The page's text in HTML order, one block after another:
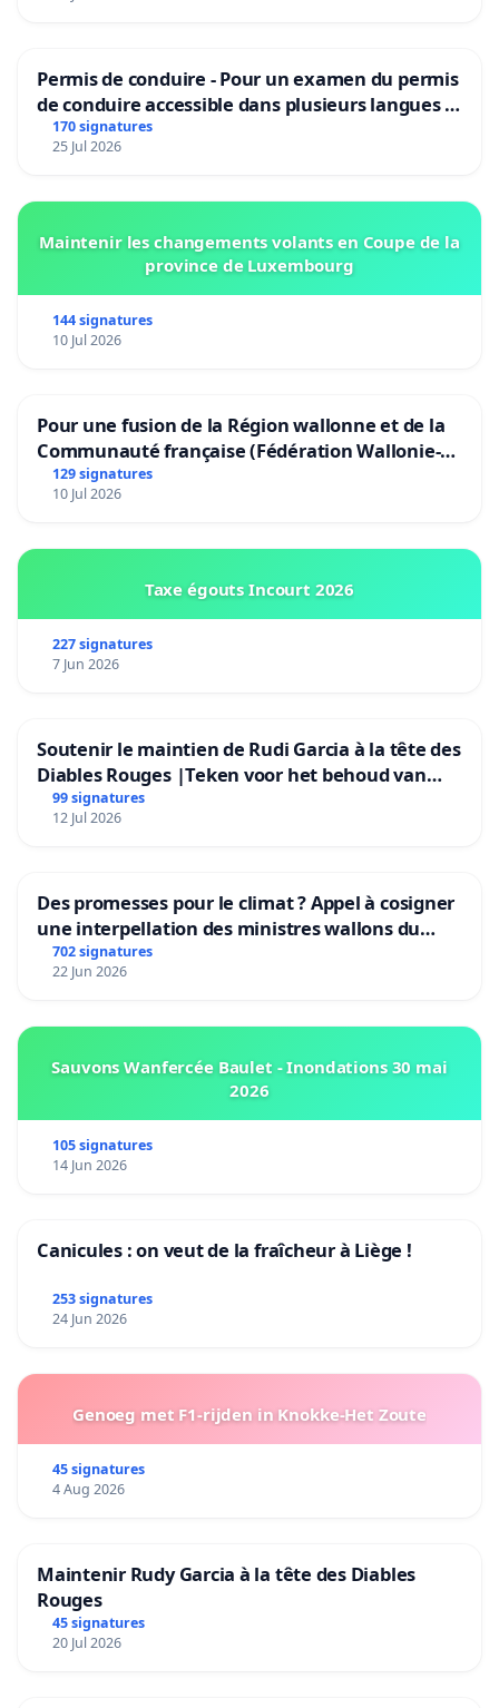
Permis de conduire - Pour un examen du permis
de conduire accessible dans plusieurs langues à
Bruxelles
170 signatures
25 Jul 2026
Maintenir les changements volants en Coupe de la
province de Luxembourg
144 signatures
10 Jul 2026
Pour une fusion de la Région wallonne et de la
Communauté française (Fédération Wallonie-
Bruxelles)
129 signatures
10 Jul 2026
Taxe égouts Incourt 2026
227 signatures
7 Jun 2026
Soutenir le maintien de Rudi Garcia à la tête des
Diables Rouges |Teken voor het behoud van
Rudi Garcia als bondscoach
99 signatures
12 Jul 2026
Des promesses pour le climat ? Appel à cosigner
une interpellation des ministres wallons du
climat et de l’environnement.
702 signatures
22 Jun 2026
Sauvons Wanfercée Baulet - Inondations 30 mai
2026
105 signatures
14 Jun 2026
Canicules : on veut de la fraîcheur à Liège !
253 signatures
24 Jun 2026
Genoeg met F1-rijden in Knokke-Het Zoute
45 signatures
4 Aug 2026
Maintenir Rudy Garcia à la tête des Diables
Rouges
45 signatures
20 Jul 2026